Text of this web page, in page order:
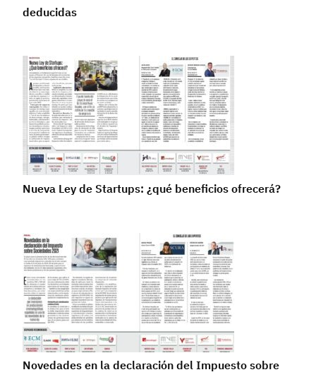
deducidas
Nueva Ley de Startups: ¿qué beneficios ofrecerá?
Novedades en la declaración del Impuesto sobre